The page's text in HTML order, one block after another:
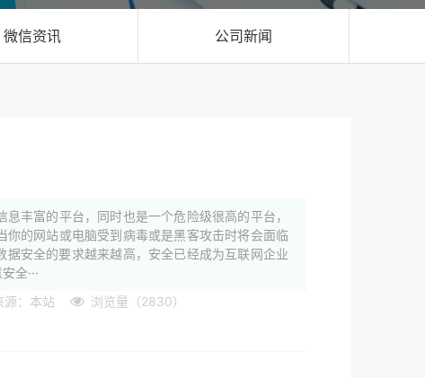
微信资讯 公司新闻
丰富的平台，同时也是一个危险级很高的平台，
的网站或电脑受到病毒或是黑客攻击时将会面临
安全的要求越来越高，安全已经成为互联网企业
全···
源：本站
浏览量（2830）